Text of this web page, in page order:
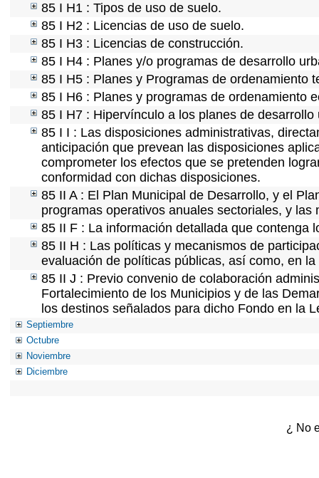
85 I H1 : Tipos de uso de suelo.
85 I H2 : Licencias de uso de suelo.
85 I H3 : Licencias de construcción.
85 I H4 : Planes y/o programas de desarrollo
85 I H5 : Planes y Programas de ordenamiento
85 I H6 : Planes y programas de ordenamiento
85 I H7 : Hipervínculo a los planes de desarrollo
85 I I : Las disposiciones administrativas,
anticipación que prevean las disposiciones
comprometer los efectos que se pretenden
conformidad con dichas disposiciones.
85 II A : El Plan Municipal de Desarrollo, y el
programas operativos anuales sectoriales, y
85 II F : La información detallada que contenga
85 II H : Las políticas y mecanismos de
evaluación de políticas públicas, así como, en
85 II J : Previo convenio de colaboración
Fortalecimiento de los Municipios y de las
los destinos señalados para dicho Fondo en la
Septiembre
Octubre
Noviembre
Diciembre
¿ No